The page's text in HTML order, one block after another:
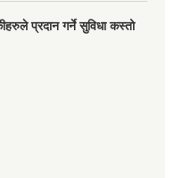
प्रदान गर्ने सुविधा कस्तो